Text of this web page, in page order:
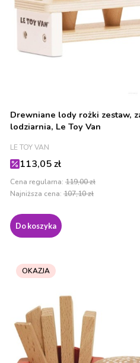
Drewniane lody rożki zestaw,
lodziarnia, Le Toy Van
PRODUCENT
LE TOY VAN
Cena promocyjna
113,05 zł
Cena regularna: 119,00 zł
Najniższa cena: 107,10 zł
Do koszyka
OKAZJA